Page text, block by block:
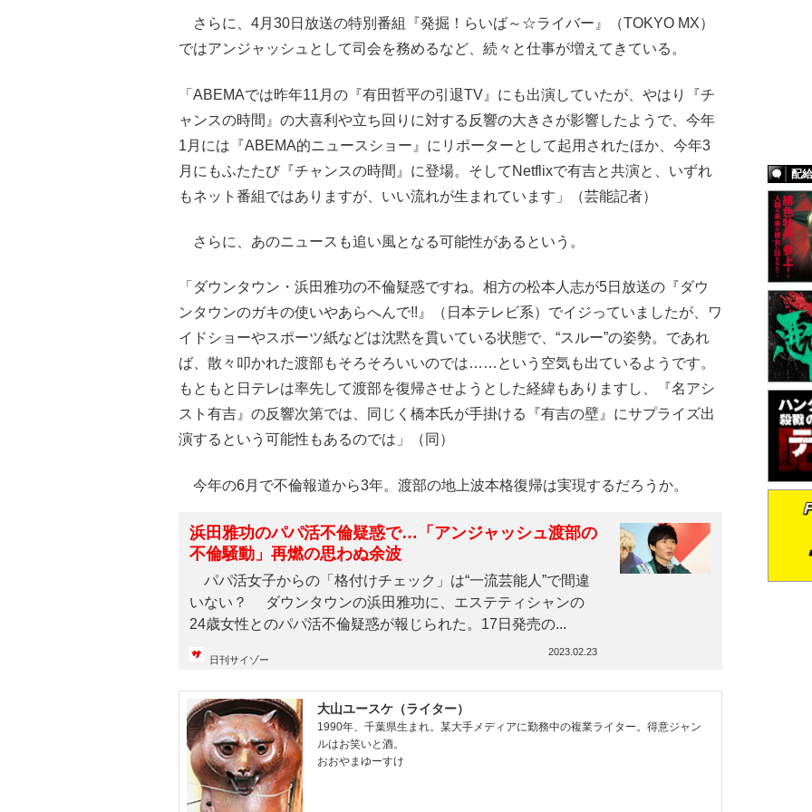
さらに、4月30日放送の特別番組『発掘！らいば～☆ライバー』（TOKYO MX）
ではアンジャッシュとして司会を務めるなど、続々と仕事が増えてきている。
「ABEMAでは昨年11月の『有田哲平の引退TV』にも出演していたが、やはり『チ
ャンスの時間』の大喜利や立ち回りに対する反響の大きさが影響したようで、今年
1月には『ABEMA的ニュースショー』にリポーターとして起用されたほか、今年3
月にもふたたび『チャンスの時間』に登場。そしてNetflixで有吉と共演と、いずれ
もネット番組ではありますが、いい流れが生まれています」（芸能記者）
さらに、あのニュースも追い風となる可能性があるという。
「ダウンタウン・浜田雅功の不倫疑惑ですね。相方の松本人志が5日放送の『ダウ
ンタウンのガキの使いやあらへんで!!』（日本テレビ系）でイジっていましたが、ワ
イドショーやスポーツ紙などは沈黙を貫いている状態で、“スルー”の姿勢。であれ
ば、散々叩かれた渡部もそろそろいいのでは……という空気も出ているようです。
もともと日テレは率先して渡部を復帰させようとした経緯もありますし、『名アシ
スト有吉』の反響次第では、同じく橋本氏が手掛ける『有吉の壁』にサプライズ出
演するという可能性もあるのでは」（同）
今年の6月で不倫報道から3年。渡部の地上波本格復帰は実現するだろうか。
浜田雅功のパパ活不倫疑惑で…「アンジャッシュ渡部の
不倫騒動」再燃の思わぬ余波
パパ活女子からの「格付けチェック」は“一流芸能人”で間違
いない？ ダウンタウンの浜田雅功に、エステティシャンの
24歳女性とのパパ活不倫疑惑が報じられた。17日発売の...
日刊サイゾー
2023.02.23
大山ユースケ（ライター）
1990年、千葉県生まれ。某大手メディアに勤務中の複業ライター。得意ジャン
ルはお笑いと酒。
おおやまゆーすけ
配